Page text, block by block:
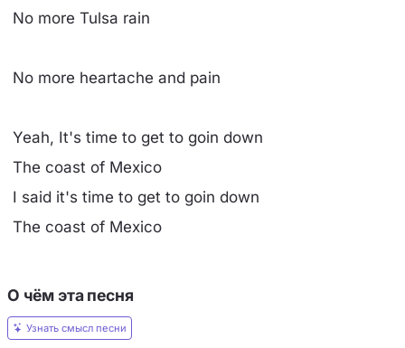
No more Tulsa rain
No more heartache and pain
Yeah, It's time to get to goin down
The coast of Mexico
I said it's time to get to goin down
The coast of Mexico
О чём эта песня
Узнать смысл песни